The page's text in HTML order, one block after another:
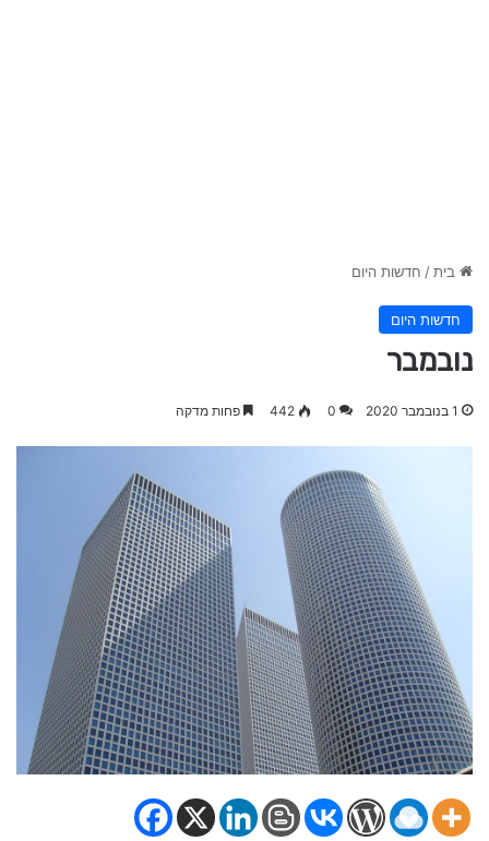
בית/ חדשות היום
חדשות היום
נובמבר
1 בנובמבר 2020 0
442 פחות מדקה